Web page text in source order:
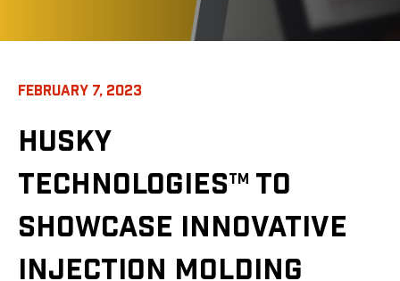
FEBRUARY 7, 2023
HUSKY
TECHNOLOGIESTM TO
SHOWCASE INNOVATIVE
INJECTION MOLDING